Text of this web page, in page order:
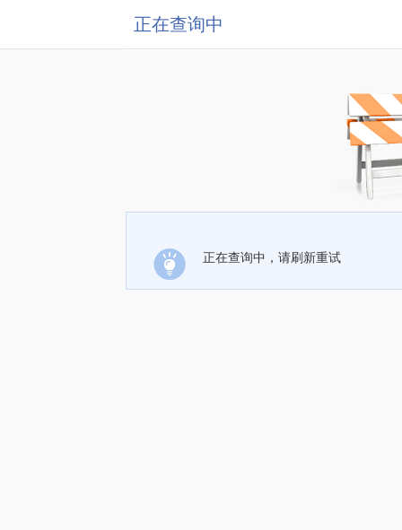
正在查询中
正在查询中，请刷新重试